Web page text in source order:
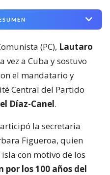
(PC), Lautaro
vez a Cuba y sostuvo
el mandatario y
Central del Partido
Díaz-Canel.
la secretaria
Figueroa, quien
con motivo de los
los 100 años del